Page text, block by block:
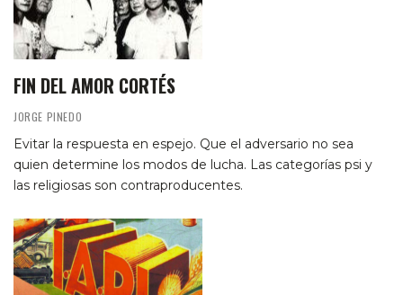
FIN DEL AMOR CORTÉS
JORGE PINEDO
Evitar la respuesta en espejo. Que el adversario no sea
quien determine los modos de lucha. Las categorías psi y
las religiosas son contraproducentes.